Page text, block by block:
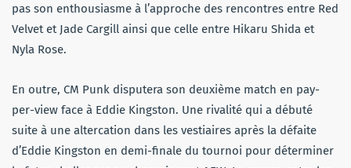
pas son enthousiasme à l’approche des rencontres entre Red
Velvet et Jade Cargill ainsi que celle entre Hikaru Shida et
Nyla Rose.
En outre, CM Punk disputera son deuxième match en pay-
per-view face à Eddie Kingston. Une rivalité qui a débuté
suite à une altercation dans les vestiaires après la défaite
d’Eddie Kingston en demi-finale du tournoi pour déterminer